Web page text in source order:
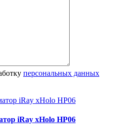
персональных данных
iRay xHolo HP06